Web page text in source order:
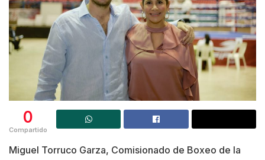
0
Compartido
Miguel Torruco Garza, Comisionado de Boxeo de la